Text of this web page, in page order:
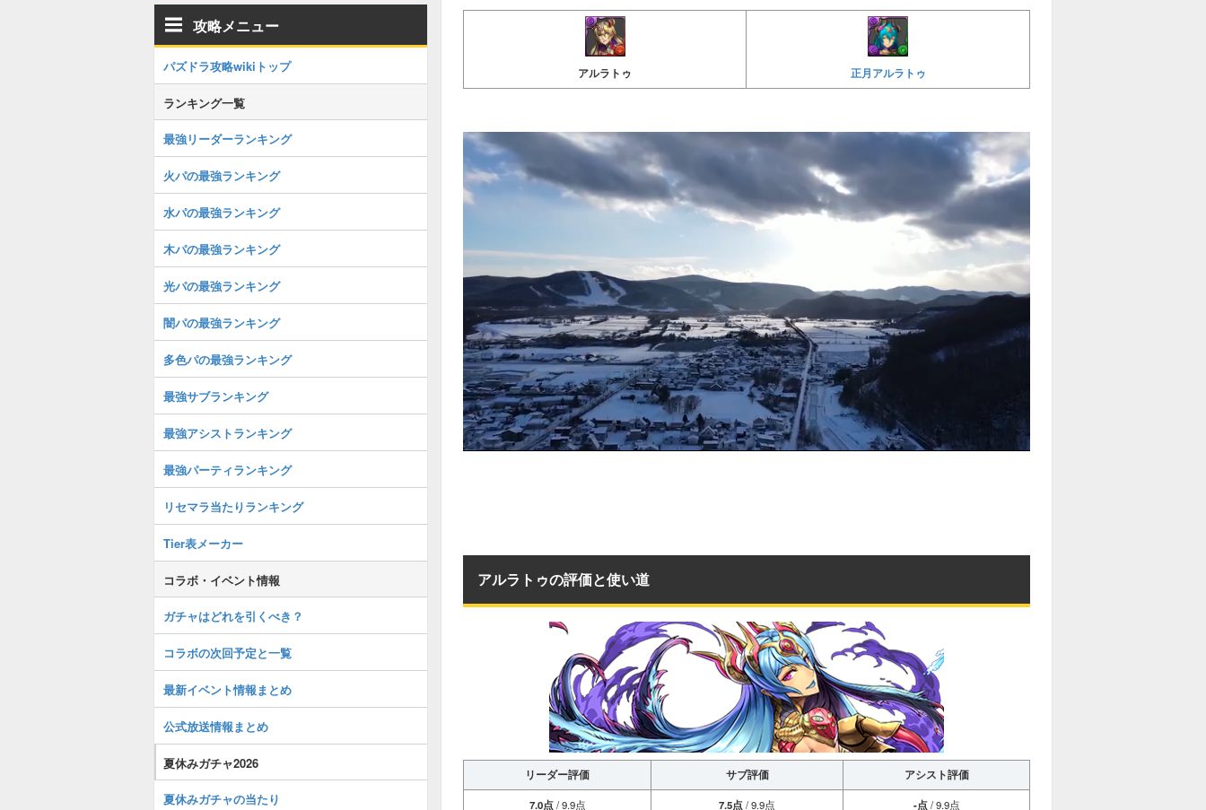
アルラトゥ 正月アルラトゥ
アルラトゥの評価と使い道
リーダー評価 サブ評価
アシスト評価
7.0点/ 9.9点 7.5点/ 9.9点 -点/ 9.9点
攻略メニュー
パズドラ攻略wikiトップ
ランキング一覧
最強リーダーランキング
火パの最強ランキング
水パの最強ランキング
木パの最強ランキング
光パの最強ランキング
闇パの最強ランキング
多色パの最強ランキング
最強サブランキング
最強アシストランキング
最強パーティランキング
リセマラ当たりランキング
Tier表メーカー
コラボ・イベント情報
ガチャはどれを引くべき？
コラボの次回予定と一覧
最新イベント情報まとめ
公式放送情報まとめ
夏休みガチャ2026
夏休みガチャの当たり